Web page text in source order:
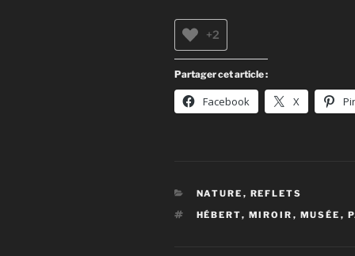
+2
Partager cet article :
Facebook X
CATÉGORIES
NATURE , REFLETS
ÉTIQUETTES
HÉBERT, MIROIR , MUSÉE ,